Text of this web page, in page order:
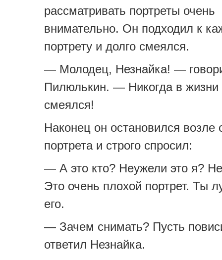
рассматривать портреты очень
внимательно. Он подходил к
портрету и долго смеялся.
— Молодец, Незнайка! —
Пилюлькин. — Никогда в жизни
смеялся!
Наконец он остановился возле
портрета и строго спросил:
— А это кто? Неужели это я?
Это очень плохой портрет. Ты
его.
— Зачем снимать? Пусть
ответил Незнайка.